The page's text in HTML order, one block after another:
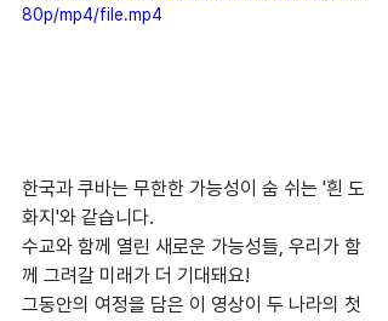
80p/mp4/file.mp4
한국과 쿠바는 무한한 가능성이 숨 쉬는 '흰 도
화지'와 같습니다.
수교와 함께 열린 새로운 가능성들, 우리가 함
께 그려갈 미래가 더 기대돼요!
그동안의 여정을 담은 이 영상이 두 나라의 첫